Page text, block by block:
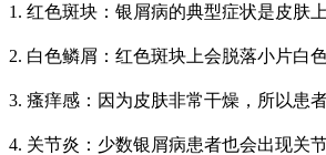
1. 红色斑块：银屑病的典型症状是皮肤
2. 白色鳞屑：红色斑块上会脱落小片白
3. 瘙痒感：因为皮肤非常干燥，所以患
4. 关节炎：少数银屑病患者也会出现关